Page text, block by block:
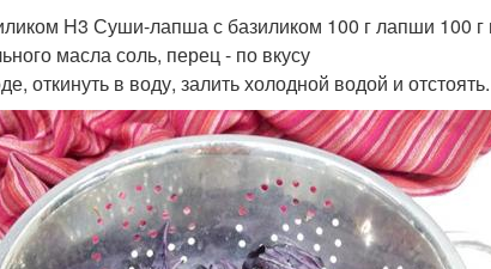
H3 Суши-лапша с базиликом 100 г лапши 100 г
масла соль, перец - по вкусу
откинуть в воду, залить холодной водой и отстоять.